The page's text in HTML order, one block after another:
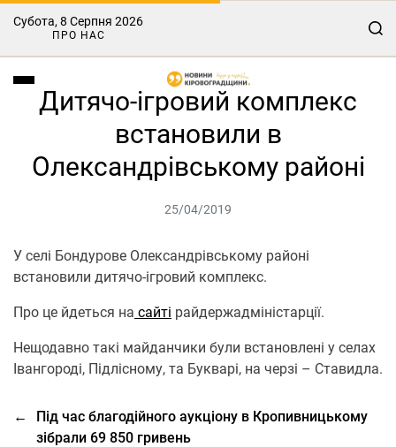
Субота, 8 Серпня 2026
ПРО НАС
Дитячо-ігровий комплекс
встановили в
Олександрівському районі
25/04/2019
У селі Бондурове Олександрівському районі
встановили дитячо-ігровий комплекс.
Про це йдеться на сайті райдержадміністарції.
Нещодавно такі майданчики були встановлені у селах
Івангороді, Підлісному, та Букварі, на черзі – Ставидла.
←
Під час благодійного аукціону в Кропивницькому
зібрали 69 850 гривень